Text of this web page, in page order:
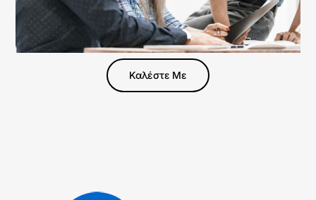
Καλέστε Με